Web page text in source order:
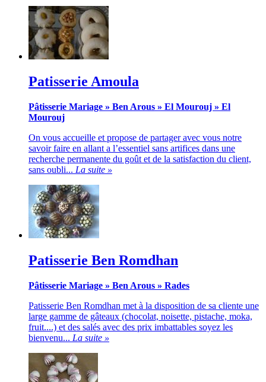
Patisserie Amoula
Pâtisserie Mariage » Ben Arous » El Mourouj » El
Mourouj
On vous accueille et propose de partager avec vous notre
savoir faire en allant a l’essentiel sans artifices dans une
recherche permanente du goût et de la satisfaction du client,
sans oubli... La suite »
Patisserie Ben Romdhan
Pâtisserie Mariage » Ben Arous » Rades
Patisserie Ben Romdhan met à la disposition de sa cliente une
large gamme de gâteaux (chocolat, noisette, pistache, moka,
fruit....) et des salés avec des prix imbattables soyez les
bienvenu... La suite »